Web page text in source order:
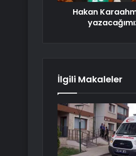
Hakan
İlgili Makaleler